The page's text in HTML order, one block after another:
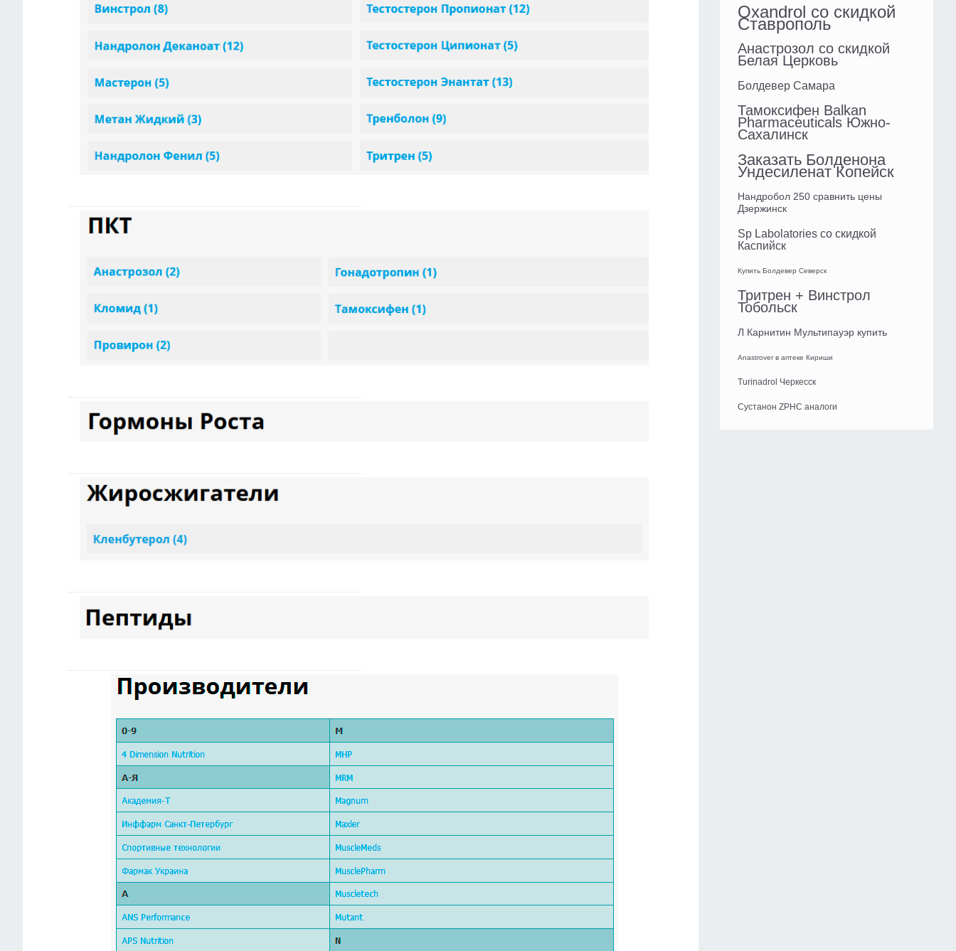
Oxandrol со скидкой
Ставрополь
Анастрозол со скидкой
Белая Церковь
Болдевер Самара
Тамоксифен Balkan
Pharmaceuticals Южно-
Сахалинск
Заказать Болденона
Ундесиленат Копейск
Нандробол 250 сравнить цены
Дзержинск
Sp Labolatories со скидкой
Каспийск
Купить Болдевер Северск
Тритрен + Винстрол
Тобольск
Л Карнитин Мультипауэр купить
Anastrover в аптеке Кириши
Turinadrol Черкесск
Сустанон ZPHC аналоги